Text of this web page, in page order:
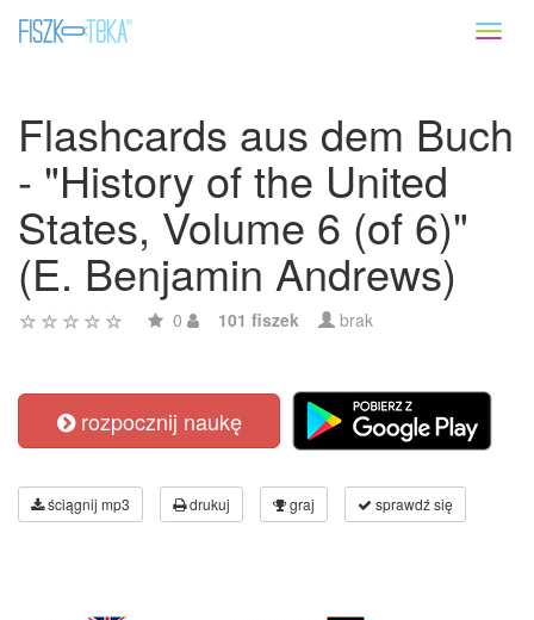
Flashcards aus dem Buch
- "History of the United
States, Volume 6 (of 6)"
(E. Benjamin Andrews)
0 101 fiszek brak
rozpocznij naukę
ściągnij mp3 drukuj graj sprawdź się